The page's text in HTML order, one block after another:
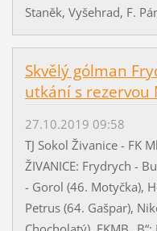
Staněk, Vyšehrad, F.
Skvělý gólman
utkání s rezervou
27.10.2019 09:58
TJ Sokol Živanice - FK
ŽIVANICE: Frydrych -
- Gorol (46. Motyčka),
Petrus (64. Gašpar),